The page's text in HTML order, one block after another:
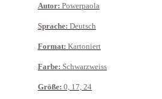
Autor: Powerpaola
Sprache: Deutsch
Format: Kartoniert
Farbe: Schwarzweiss
Größe: 0, 17, 24